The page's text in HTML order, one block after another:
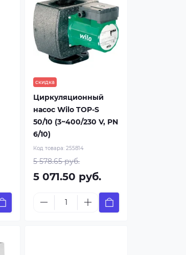
скидка
Циркуляционный
насос Wilo TOP-S
50/10 (3~400/230 V, PN
6/10)
Код товара:255814
5 578.65 руб.
5 071.50 руб.